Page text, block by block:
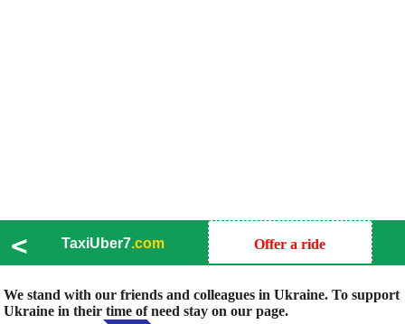
< TaxiUber7.com Offer a ride
We stand with our friends and colleagues in Ukraine. To support
Ukraine in their time of need stay on our page.